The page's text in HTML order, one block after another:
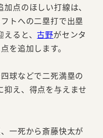
点のほしい打線は、
トへの二塁打で出塁
ると、 古野がセンタ
を追加します。
球などで二死満塁の
抑え、得点を与えませ
一死から斎藤快太が